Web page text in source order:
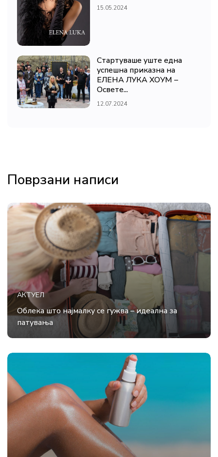
15.05.2024
Стартуваше уште една
успешна приказна на
ЕЛЕНА ЛУКА ХОУМ –
Освете...
12.07.2024
Поврзани написи
АКТУЕЛ
Облека што најмалку се гужва – идеална за
патувања